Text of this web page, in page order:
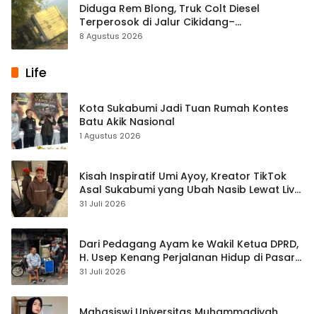
Diduga Rem Blong, Truk Colt Diesel
Terperosok di Jalur Cikidang–
Palabuhanratu
8 Agustus 2026
Life
Kota Sukabumi Jadi Tuan Rumah Kontes
Batu Akik Nasional
1 Agustus 2026
Kisah Inspiratif Umi Ayoy, Kreator TikTok
Asal Sukabumi yang Ubah Nasib Lewat Live
Streaming
31 Juli 2026
Dari Pedagang Ayam ke Wakil Ketua DPRD,
H. Usep Kenang Perjalanan Hidup di Pasar
Cisaat
31 Juli 2026